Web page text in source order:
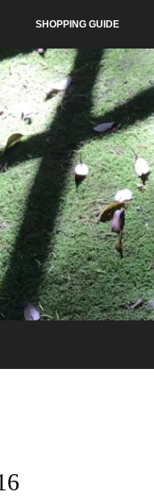
SHOPPING GUIDE